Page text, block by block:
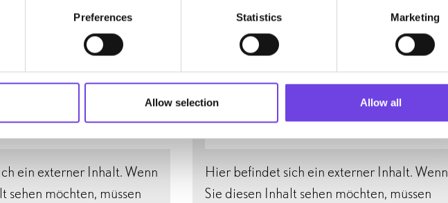
Preferences Statistics Marketing
Allow selection Allow all
Hauptkurator
(englisch)
Interview mit der Co-Kuratorin
Christy Thomas Adams (englisch)
ein externer Inhalt. Wenn
sehen möchten, müssen
Hier befindet sich ein externer Inhalt. Wenn
Sie diesen Inhalt sehen möchten, müssen